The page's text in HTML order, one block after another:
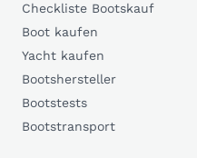
Checkliste Bootskauf
Boot kaufen
Yacht kaufen
Bootshersteller
Bootstests
Bootstransport